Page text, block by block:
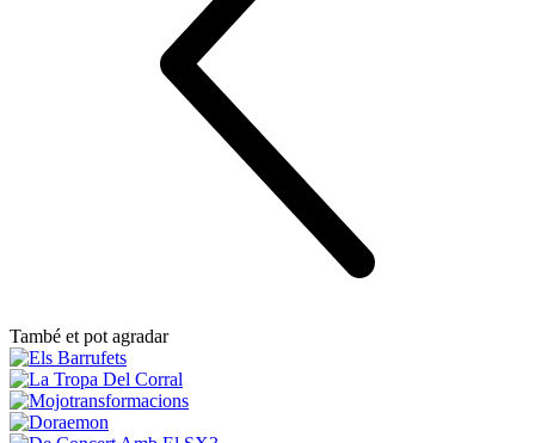
També et pot agradar